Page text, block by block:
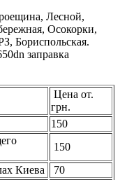
Лесной,
Осокорки,
Бориспольская.
заправка
Цена от.
грн.
150
150
Киева
70